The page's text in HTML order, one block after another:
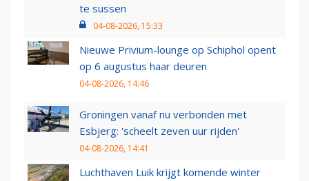
te sussen
04-08-2026, 15:33
Nieuwe Privium-lounge op Schiphol opent
op 6 augustus haar deuren
04-08-2026, 14:46
Groningen vanaf nu verbonden met
Esbjerg: 'scheelt zeven uur rijden'
04-08-2026, 14:41
Luchthaven Luik krijgt komende winter